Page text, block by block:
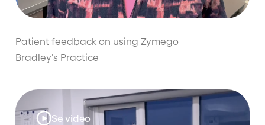
Patient feedback on using Zymego
Bradley's Practice
Se video